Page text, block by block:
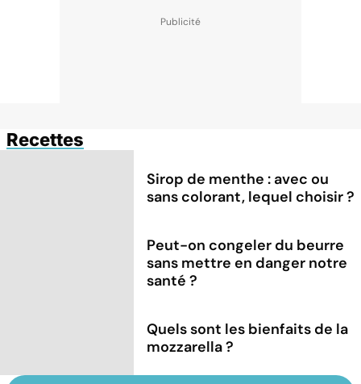
Recettes
Sirop de menthe : avec ou
sans colorant, lequel choisir ?
Peut-on congeler du beurre
sans mettre en danger notre
santé ?
Quels sont les bienfaits de la
mozzarella ?